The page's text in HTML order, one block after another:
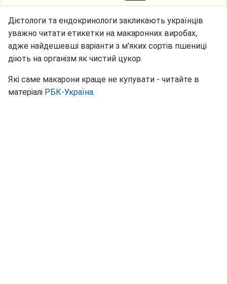
Дієтологи та ендокринологи закликають українців
уважно читати етикетки на макаронних виробах,
адже найдешевші варіанти з м'яких сортів пшениці
діють на організм як чистий цукор.
Які саме макарони краще не купувати - читайте в
матеріалі РБК-Україна.